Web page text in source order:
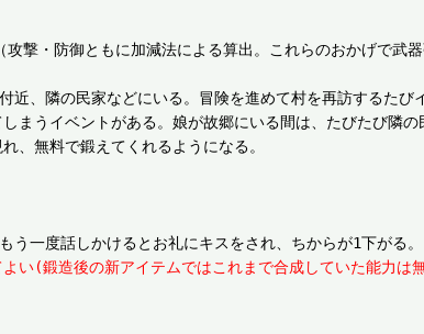
撃・防御ともに加減法による算出。これらのおかげで武
、隣の民家などにいる。冒険を進めて村を再訪するたび
まうイベントがある。娘が故郷にいる間は、たびたび隣の
、無料で鍛えてくれるようになる。
い(鍛造後の新アイテムではこれまで合成していた能力は